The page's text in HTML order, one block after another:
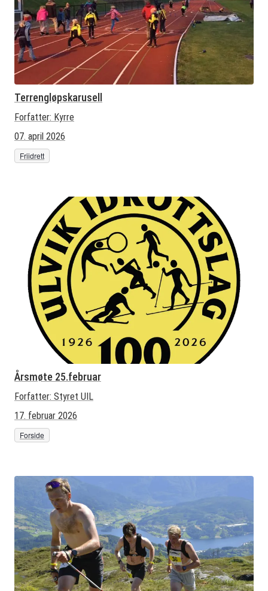
Terrengløpskarusell
Forfatter: Kyrre
07. april 2026
Friidrett
Årsmøte 25.februar
Forfatter: Styret UIL
17. februar 2026
Forside